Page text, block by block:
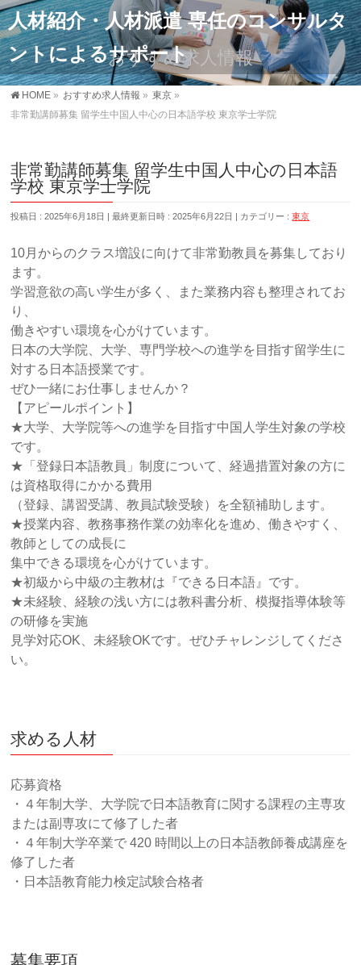
人材紹介・人材派遣 専任のコンサルタ
ントによるサポート
おすすめ求人情報
HOME » おすすめ求人情報 » 東京 »
非常勤講師募集 留学生中国人中心の日本語学校 東京学士学院
非常勤講師募集 留学生中国人中心の日本語
学校 東京学士学院
投稿日 : 2025年6月18日 最終更新日時 : 2025年6月22日 カテゴリー :東京
10月からのクラス増設に向けて非常勤教員を募集しており
ます。
学習意欲の高い学生が多く、また業務内容も整理されてお
り、
働きやすい環境を心がけています。
日本の大学院、大学、専門学校への進学を目指す留学生に
対する日本語授業です。
ぜひ一緒にお仕事しませんか？
【アピールポイント】
★大学、大学院等への進学を目指す中国人学生対象の学校
です。
★「登録日本語教員」制度について、経過措置対象の方に
は資格取得にかかる費用
（登録、講習受講、教員試験受験）を全額補助します。
★授業内容、教務事務作業の効率化を進め、働きやすく、
教師としての成長に
集中できる環境を心がけています。
★初級から中級の主教材は『できる日本語』です。
★未経験、経験の浅い方には教科書分析、模擬指導体験等
の研修を実施
見学対応OK、未経験OKです。ぜひチャレンジしてくださ
い。
求める人材
応募資格
・４年制大学、大学院で日本語教育に関する課程の主専攻
または副専攻にて修了した者
・４年制大学卒業で 420 時間以上の日本語教師養成講座を
修了した者
・日本語教育能力検定試験合格者
募集要項